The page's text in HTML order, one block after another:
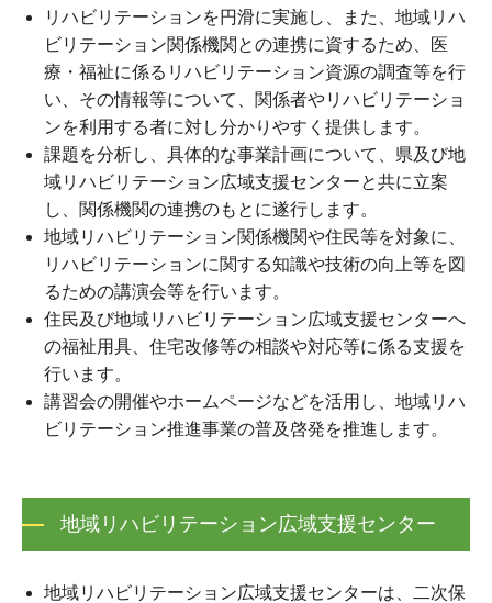
リハビリテーションを円滑に実施し、また、地域リハ
ビリテーション関係機関との連携に資するため、医
療・福祉に係るリハビリテーション資源の調査等を行
い、その情報等について、関係者やリハビリテーショ
ンを利用する者に対し分かりやすく提供します。
課題を分析し、具体的な事業計画について、県及び地
域リハビリテーション広域支援センターと共に立案
し、関係機関の連携のもとに遂行します。
地域リハビリテーション関係機関や住民等を対象に、
リハビリテーションに関する知識や技術の向上等を図
るための講演会等を行います。
住民及び地域リハビリテーション広域支援センターへ
の福祉用具、住宅改修等の相談や対応等に係る支援を
行います。
講習会の開催やホームページなどを活用し、地域リハ
ビリテーション推進事業の普及啓発を推進します。
地域リハビリテーション広域支援センター
地域リハビリテーション広域支援センターは、二次保